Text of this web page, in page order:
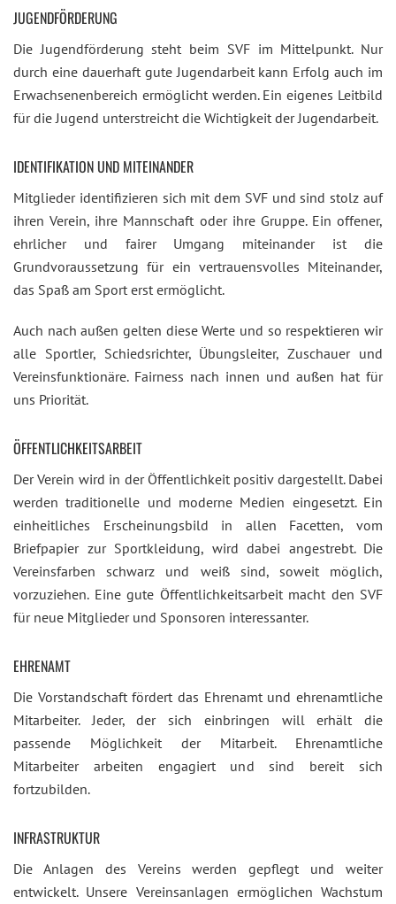
JUGENDFÖRDERUNG
Die Jugendförderung steht beim SVF im Mittelpunkt. Nur
durch eine dauerhaft gute Jugendarbeit kann Erfolg auch im
Erwachsenenbereich ermöglicht werden. Ein eigenes Leitbild
für die Jugend unterstreicht die Wichtigkeit der Jugendarbeit.
IDENTIFIKATION UND MITEINANDER
Mitglieder identifizieren sich mit dem SVF und sind stolz auf
ihren Verein, ihre Mannschaft oder ihre Gruppe. Ein offener,
ehrlicher und fairer Umgang miteinander ist die
Grundvoraussetzung für ein vertrauensvolles Miteinander,
das Spaß am Sport erst ermöglicht.
Auch nach außen gelten diese Werte und so respektieren wir
alle Sportler, Schiedsrichter, Übungsleiter, Zuschauer und
Vereinsfunktionäre. Fairness nach innen und außen hat für
uns Priorität.
ÖFFENTLICHKEITSARBEIT
Der Verein wird in der Öffentlichkeit positiv dargestellt. Dabei
werden traditionelle und moderne Medien eingesetzt. Ein
einheitliches Erscheinungsbild in allen Facetten, vom
Briefpapier zur Sportkleidung, wird dabei angestrebt. Die
Vereinsfarben schwarz und weiß sind, soweit möglich,
vorzuziehen. Eine gute Öffentlichkeitsarbeit macht den SVF
für neue Mitglieder und Sponsoren interessanter.
EHRENAMT
Die Vorstandschaft fördert das Ehrenamt und ehrenamtliche
Mitarbeiter. Jeder, der sich einbringen will erhält die
passende Möglichkeit der Mitarbeit. Ehrenamtliche
Mitarbeiter arbeiten engagiert und sind bereit sich
fortzubilden.
INFRASTRUKTUR
Die Anlagen des Vereins werden gepflegt und weiter
entwickelt. Unsere Vereinsanlagen ermöglichen Wachstum